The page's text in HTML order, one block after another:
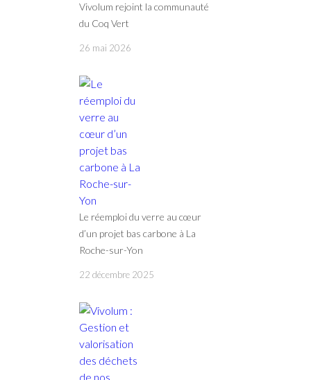
Vivolum rejoint la communauté
du Coq Vert
26 mai 2026
Le réemploi du verre au cœur
d’un projet bas carbone à La
Roche-sur-Yon
22 décembre 2025